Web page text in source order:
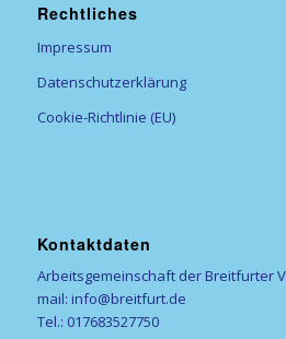
Rechtliches
Impressum
Datenschutzerklärung
Cookie-Richtlinie (EU)
Kontaktdaten
Arbeitsgemeinschaft der Breitfurter
mail: info@breitfurt.de
Tel.: 017683527750